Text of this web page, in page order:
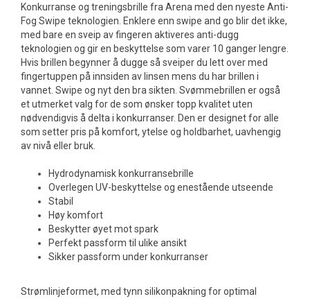
Konkurranse og treningsbrille fra Arena med den nyeste Anti-
Fog Swipe teknologien. Enklere enn swipe and go blir det ikke,
med bare en sveip av fingeren aktiveres anti-dugg
teknologien og gir en beskyttelse som varer 10 ganger lengre.
Hvis brillen begynner å dugge så sveiper du lett over med
fingertuppen på innsiden av linsen mens du har brillen i
vannet. Swipe og nyt den bra sikten. Svømmebrillen er også
et utmerket valg for de som ønsker topp kvalitet uten
nødvendigvis å delta i konkurranser. Den er designet for alle
som setter pris på komfort, ytelse og holdbarhet, uavhengig
av nivå eller bruk.
Hydrodynamisk konkurransebrille
Overlegen UV-beskyttelse og enestående utseende
Stabil
Høy komfort
Beskytter øyet mot spark
Perfekt passform til ulike ansikt
Sikker passform under konkurranser
Strømlinjeformet, med tynn silikonpakning for optimal